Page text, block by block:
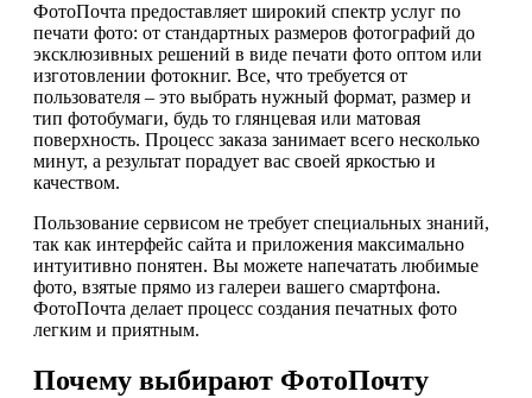
ФотоПочта предоставляет широкий спектр услуг по
печати фото: от стандартных размеров фотографий до
эксклюзивных решений в виде печати фото оптом или
изготовлении фотокниг. Все, что требуется от
пользователя – это выбрать нужный формат, размер и
тип фотобумаги, будь то глянцевая или матовая
поверхность. Процесс заказа занимает всего несколько
минут, а результат порадует вас своей яркостью и
качеством.
Пользование сервисом не требует специальных знаний,
так как интерфейс сайта и приложения максимально
интуитивно понятен. Вы можете напечатать любимые
фото, взятые прямо из галереи вашего смартфона.
ФотоПочта делает процесс создания печатных фото
легким и приятным.
Почему выбирают ФотоПочту